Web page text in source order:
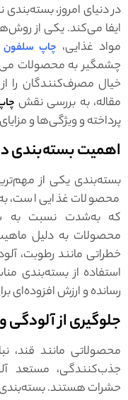
در دنیای امروز،
ایفا می‌کند. یکی از
مواد غذایی، چاپ سلفون
چشمگیر به محصولات
خیال مصرف‌کنندگان را
مقاله، به بررسی نقش
پرداخته و ویژگی‌ها و
اهمیت بسته‌بندی
بسته‌بندی یکی از
محصولات غذایی است،
که به‌شدت نسبت به
محصولات به دلیل
خطراتی مانند رطوبت،
استفاده از بسته‌بندی
رسانده و ارزش افزوده‌ای
جلوگیری از آلودگی
محصولاتی مانند
جذب‌کنندگی، مستعد
حشرات هستند.